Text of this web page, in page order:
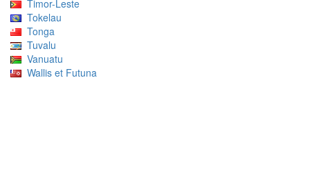
Timor-Leste
Tokelau
Tonga
Tuvalu
Vanuatu
Wallis et Futuna